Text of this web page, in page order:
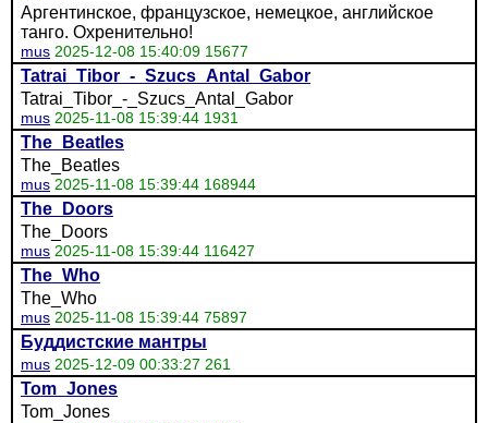
Аргентинское, французское, немецкое, английское
танго. Охренительно!
mus 2025-12-08 15:40:09 15677
Tatrai_Tibor_-_Szucs_Antal_Gabor
Tatrai_Tibor_-_Szucs_Antal_Gabor
mus 2025-11-08 15:39:44 1931
The_Beatles
The_Beatles
mus 2025-11-08 15:39:44 168944
The_Doors
The_Doors
mus 2025-11-08 15:39:44 116427
The_Who
The_Who
mus 2025-11-08 15:39:44 75897
Буддистские мантры
mus 2025-12-09 00:33:27 261
Tom_Jones
Tom_Jones